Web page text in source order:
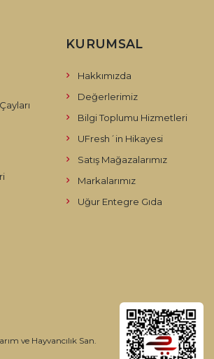
KURUMSAL
Hakkımızda
Değerlerimiz
Bilgi Toplumu Hizmetleri
UFresh´in Hikayesi
Satış Mağazalarımız
Markalarımız
Uğur Entegre Gıda
ve Hayvancılık San.